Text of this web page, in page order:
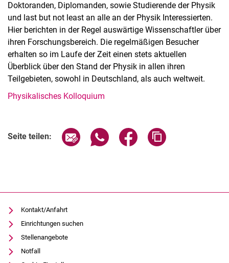
Doktoranden, Diplomanden, sowie Studierende der Physik
und last but not least an alle an der Physik Interessierten.
Hier berichten in der Regel auswärtige Wissenschaftler über
ihren Forschungsbereich. Die regelmäßigen Besucher
erhalten so im Laufe der Zeit einen stets aktuellen
Überblick über den Stand der Physik in allen ihren
Teilgebieten, sowohl in Deutschland, als auch weltweit.
Phy­si­ka­li­sches Kol­lo­qui­um
Seite teilen: Seite über E-Mail teilen
Seite über WhatsApp teilen
Seite über Facebook
Kontakt/Anfahrt
Einrichtungen suchen
Stellenangebote
Notfall